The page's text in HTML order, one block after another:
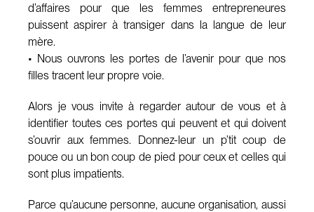
d’affaires pour que les femmes entrepreneures
puissent aspirer à transiger dans la langue de leur
mère.
• Nous ouvrons les portes de l’avenir pour que nos
filles tracent leur propre voie.
Alors je vous invite à regarder autour de vous et à
identifier toutes ces portes qui peuvent et qui doivent
s’ouvrir aux femmes. Donnez-leur un p’tit coup de
pouce ou un bon coup de pied pour ceux et celles qui
sont plus impatients.
Parce qu’aucune personne, aucune organisation, aussi